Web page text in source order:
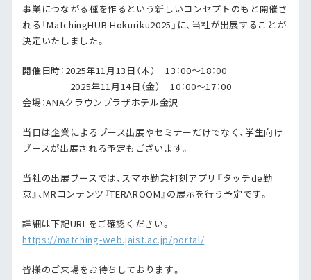
事業につながる種を作るという新しいコンセプトのもと開催さ
れる「MatchingHUB Hokuriku2025」に、当社が出展することが
決定いたしました。
開催日時：2025年11月13日（木） 13：00～18：00
2025年11月14日（金） 10：00～17：00
会場：ANAクラウンプラザホテル金沢
当日は企業によるブース出展やセミナーだけでなく、学生向け
ブースが出展される予定もございます。
当社の出展ブースでは、スマホ勤怠打刻アプリ『タッチde勤
怠』、MRコンテンツ『TERAROOM』の展示を行う予定です。
詳細は下記URLをご確認ください。
https://matching-web.jaist.ac.jp/portal/
皆様のご来場をお待ちしております。